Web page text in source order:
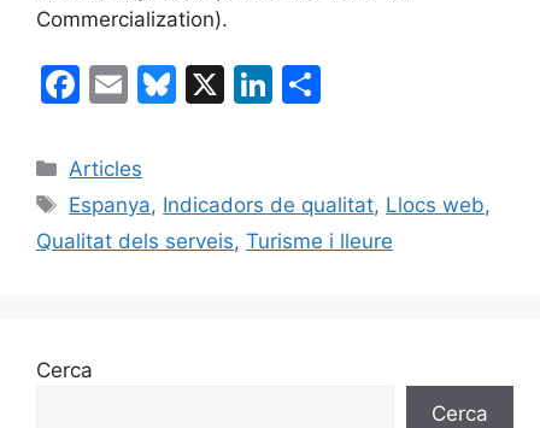
Commercialization).
F
c
e
b
k
E
ai
l
Bl
s
k
X
Li
e
dI
p
ar
Categories
Articles
Etiquetes
Espanya, Indicadors de qualitat, Llocs web,
Qualitat dels serveis, Turisme i lleure
Cerca
Cerca